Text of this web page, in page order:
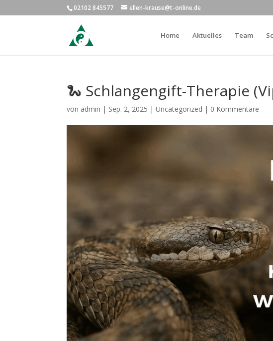
02102 845577 ellen-krause@t-online.de
Home Aktuelles Team
🐍 Schlangengift-Therapie
von admin | Sep. 2, 2025 |Uncategorized | 0 Kommentare